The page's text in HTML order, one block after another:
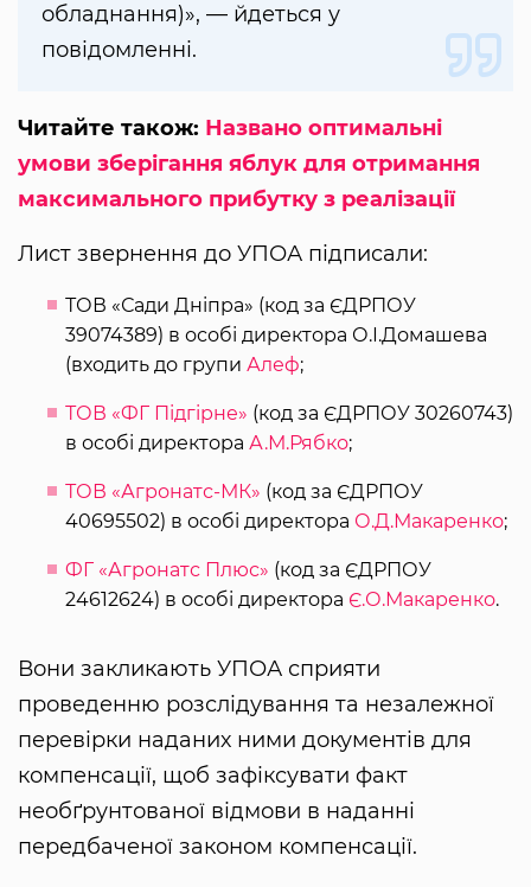
обладнання)», — йдеться у
повідомленні.
Читайте також: Названо оптимальні
умови зберігання яблук для отримання
максимального прибутку з реалізації
Лист звернення до УПОА підписали:
ТОВ «Сади Дніпра» (код за ЄДРПОУ
39074389) в особі директора О.І.Домашева
(входить до групи Алеф;
ТОВ «ФГ Підгірне» (код за ЄДРПОУ 30260743)
в особі директора А.М.Рябко;
ТОВ «Агронатс-МК» (код за ЄДРПОУ
40695502) в особі директора О.Д.Макаренко;
ФГ «Агронатс Плюс» (код за ЄДРПОУ
24612624) в особі директора Є.О.Макаренко.
Вони закликають УПОА сприяти
проведенню розслідування та незалежної
перевірки наданих ними документів для
компенсації, щоб зафіксувати факт
необґрунтованої відмови в наданні
передбаченої законом компенсації.